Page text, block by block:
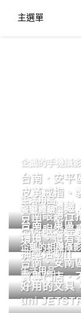
主選單
企鵝的手機攝影
台南．安平
皮革戒指、
的手作體驗
生活用品
台南眼鏡行
品牌眼鏡專
餐廳體驗
台南．東區
環境．還有
抽獎活動!!
企鵝的相機攝影
台南．安南
賣專門店．
生活用品
好用的文具
uni